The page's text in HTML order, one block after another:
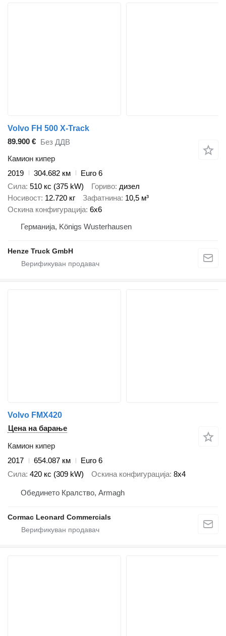
Volvo FH 500 X-Track
89.900 € Без ДДВ
Камион кипер
2019
304.682 км
Euro 6
Сила 510 кс (375 kW) Гориво дизел
Носивост 12.720 кг Зафатнина 10,5 м³
Оскина конфигурација 6x6
Германија, Königs Wusterhausen
Henze Truck GmbH
Volvo FMX420
Цена на барање
Камион кипер
2017
654.087 км
Euro 6
Сила 420 кс (309 kW) Оскина конфигурација 8x4
Обединето Кралство, Armagh
Cormac Leonard Commercials